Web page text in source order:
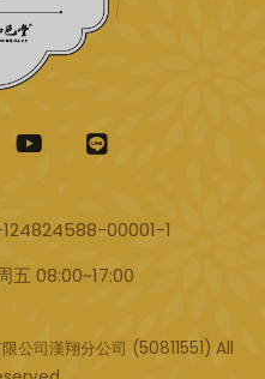
124824588-00001-1
五 08:00~17:00
公司漢翔分公司 (50811551) All